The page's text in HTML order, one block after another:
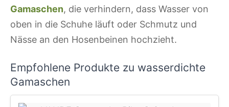
Gamaschen, die verhindern, dass Wasser von
oben in die Schuhe läuft oder Schmutz und
Nässe an den Hosenbeinen hochzieht.
Empfohlene Produkte zu wasserdichte
Gamaschen